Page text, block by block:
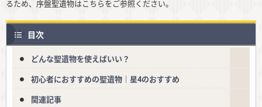
るため、序盤聖遺物はこちらをご参照ください。
目次
どんな聖遺物を使えばいい？
初心者におすすめの聖遺物｜星4のおすすめ
関連記事